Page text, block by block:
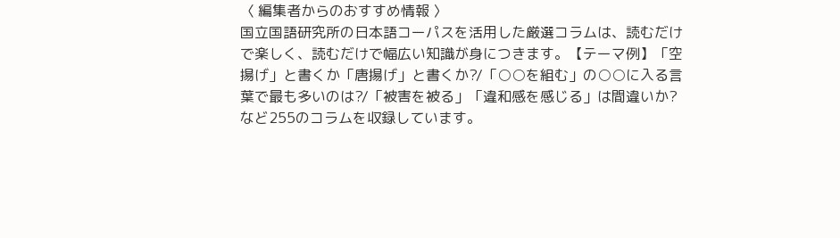
〈 編集者からのおすすめ情報 〉
国立国語研究所の日本語コーパスを活用した厳選コラムは、読むだけ
で楽しく、読むだけで幅広い知識が身につきます。【テーマ例】「空
揚げ」と書くか「唐揚げ」と書くか?/「○○を組む」の○○に入る言
葉で最も多いのは?/「被害を被る」「違和感を感じる」は間違いか?
など255のコラムを収録しています。